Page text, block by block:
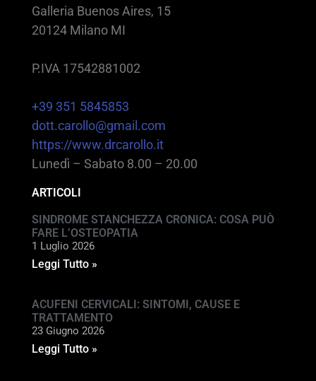
Galleria Buenos Aires, 15
20124 Milano MI
P.IVA 17542881002
+39 351 5845853
dott.carollo@gmail.com
https://www.drcarollo.it
Lunedì – Sabato 8.00 – 20.00
ARTICOLI
SINDROME STANCHEZZA CRONICA: COSA PUÒ
FARE L’OSTEOPATIA
1 Luglio 2026
Leggi Tutto »
ACUFENI CERVICALI: SINTOMI, CAUSE E
TRATTAMENTO
23 Giugno 2026
Leggi Tutto »